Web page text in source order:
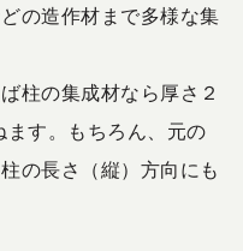
の造作材まで多様な集
柱の集成材なら厚さ２
す。もちろん、元の
の長さ（縦）方向にも